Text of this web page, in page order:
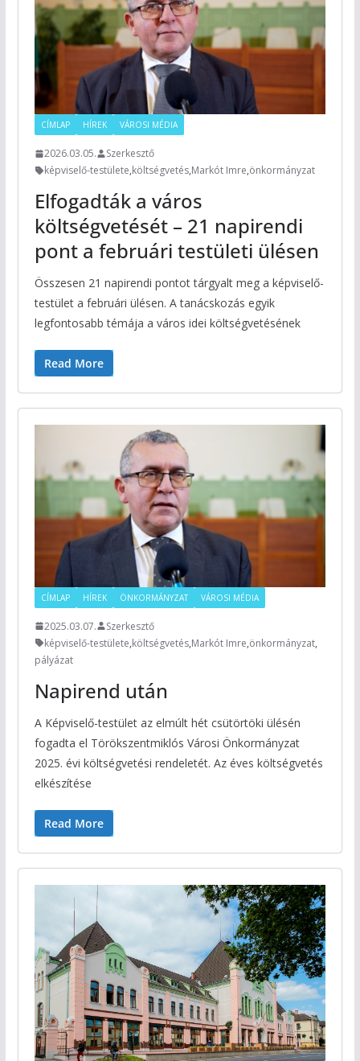
CÍMLAP HÍREK VÁROSI MÉDIA
2026.03.05.
Szerkesztő
képviselő-testülete,költségvetés,Markót Imre,önkormányzat
Elfogadták a város
költségvetését – 21 napirendi
pont a februári testületi ülésen
Összesen 21 napirendi pontot tárgyalt meg a képviselő-
testület a februári ülésen. A tanácskozás egyik
legfontosabb témája a város idei költségvetésének
Read More
CÍMLAP HÍREK ÖNKORMÁNYZAT VÁROSI MÉDIA
2025.03.07.
Szerkesztő
képviselő-testülete,költségvetés,Markót Imre,önkormányzat,
pályázat
Napirend után
A Képviselő-testület az elmúlt hét csütörtöki ülésén
fogadta el Törökszentmiklós Városi Önkormányzat
2025. évi költségvetési rendeletét. Az éves költségvetés
elkészítése
Read More